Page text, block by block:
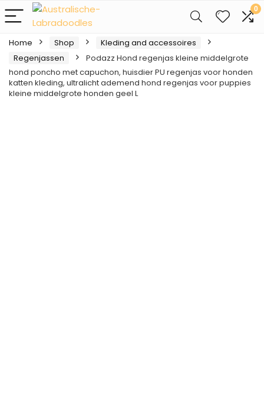
0
Home Shop
Kleding and accessoires
Regenjassen
Podazz Hond regenjas kleine middelgrote
hond poncho met capuchon, huisdier PU regenjas voor honden
katten kleding, ultralicht ademend hond regenjas voor puppies
kleine middelgrote honden geel L